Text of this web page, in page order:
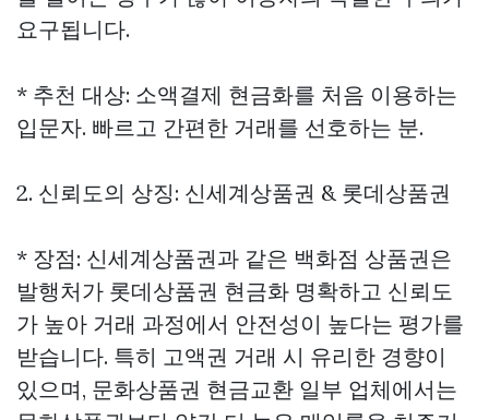
요구됩니다.
* 추천 대상: 소액결제 현금화를 처음 이용하는
입문자. 빠르고 간편한 거래를 선호하는 분.
2. 신뢰도의 상징: 신세계상품권 & 롯데상품권
* 장점: 신세계상품권과 같은 백화점 상품권은
발행처가 롯데상품권 현금화 명확하고 신뢰도
가 높아 거래 과정에서 안전성이 높다는 평가를
받습니다. 특히 고액권 거래 시 유리한 경향이
있으며, 문화상품권 현금교환 일부 업체에서는